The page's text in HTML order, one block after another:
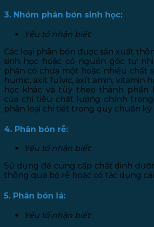
3. Nhóm phân bón sinh học:
Yếu tố nhận biết:
Các loại phân bón được sản xuất
sinh học hoặc có nguồn gốc tự
phần có chứa một hoặc nhiều chất
humic, axít fulvic, axít amin, vitamin
học khác và tùy theo thành phần
của chỉ tiêu chất lượng chính
phân loại chi tiết trong quy chuẩn
4. Phân bón rễ:
Yếu tố nhận biết:
Sử dụng để cung cấp chất dinh
thông qua bộ rễ hoặc có tác dụng
5. Phân bón lá:
Yếu tố nhận biết: